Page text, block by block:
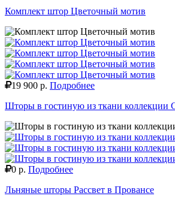
Комплект штор Цветочный мотив
19 900 р. Подробнее
Шторы в гостиную из ткани коллекции
0 р. Подробнее
Льняные шторы Рассвет в Провансе